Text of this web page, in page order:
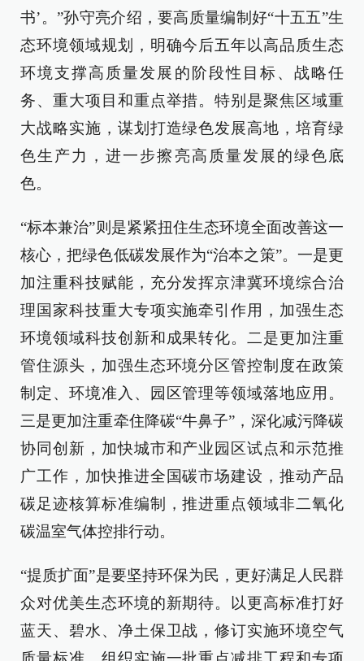
书’。”孙守亮介绍，要高质量编制好“十五五”生
态环境领域规划，明确今后五年以高品质生态
环境支撑高质量发展的阶段性目标、战略任
务、重大项目和重点举措。特别是聚焦区域重
大战略实施，谋划打造绿色发展高地，培育绿
色生产力，进一步擦亮高质量发展的绿色底
色。
“标本兼治”则是紧紧扭住生态环境全面改善这一
核心，把绿色低碳发展作为“治本之策”。一是更
加注重科技赋能，充分发挥京津冀环境综合治
理国家科技重大专项实施牵引作用，加强生态
环境领域科技创新和成果转化。二是更加注重
管住源头，加强生态环境分区管控制度在政策
制定、环境准入、园区管理等领域落地应用。
三是更加注重牵住降碳“牛鼻子”，深化减污降碳
协同创新，加快城市和产业园区试点和示范推
广工作，加快推进全国碳市场建设，推动产品
碳足迹核算标准编制，推进重点领域非二氧化
碳温室气体控排行动。
“提质扩面”是要坚持环保为民，更好满足人民群
众对优美生态环境的新期待。以更高标准打好
蓝天、碧水、净土保卫战，修订实施环境空气